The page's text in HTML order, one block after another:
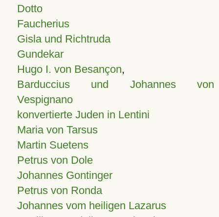
Dotto
Faucherius
Gisla und Richtruda
Gundekar
Hugo I. von Besançon,
Barduccius und Johannes von
Vespignano
konvertierte Juden in Lentini
Maria von Tarsus
Martin Suetens
Petrus von Dole
Johannes Gontinger
Petrus von Ronda
Johannes vom heiligen Lazarus